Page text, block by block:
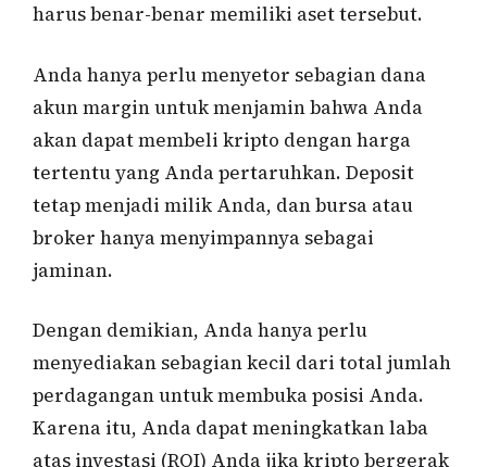
harus benar-benar memiliki aset tersebut.
Anda hanya perlu menyetor sebagian dana
akun margin untuk menjamin bahwa Anda
akan dapat membeli kripto dengan harga
tertentu yang Anda pertaruhkan. Deposit
tetap menjadi milik Anda, dan bursa atau
broker hanya menyimpannya sebagai
jaminan.
Dengan demikian, Anda hanya perlu
menyediakan sebagian kecil dari total jumlah
perdagangan untuk membuka posisi Anda.
Karena itu, Anda dapat meningkatkan laba
atas investasi (ROI) Anda jika kripto bergerak